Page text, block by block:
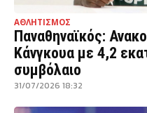
ΑΘΛΗΤΙΣΜΟΣ
Παναθηναϊκός:
Κάνγκουα με 4,2
συμβόλαιο
31/07/2026 18:32